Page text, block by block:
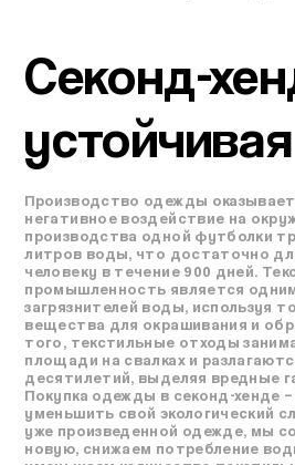
Секонд-
Производство одежды
негативное воздействие на
производства одной футболки
литров воды, что достаточно
человеку в течение 900 дней.
промышленность является
загрязнителей воды, используя
вещества для окрашивания и
того, текстильные отходы
площади на свалках и
десятилетий, выделяя вредные
Покупка одежды в секонд-хенде
уменьшить свой экологический
уже произведенной одежде, мы
новую, снижаем потребление